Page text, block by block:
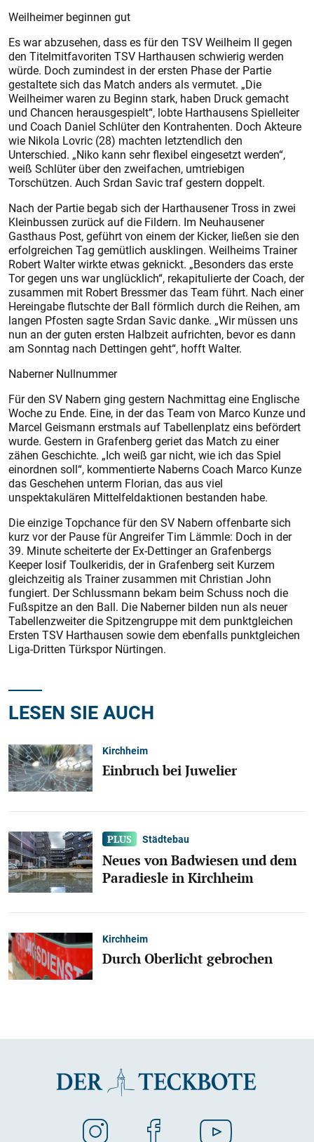
Weilheimer beginnen gut
Es war abzusehen, dass es für den TSV Weilheim II gegen
den Titelmitfavoriten TSV Harthausen schwierig werden
würde. Doch zumindest in der ersten Phase der Partie
gestaltete sich das Match anders als vermutet. „Die
Weilheimer waren zu Beginn stark, haben Druck gemacht
und Chancen herausgespielt“, lobte Harthausens Spielleiter
und Coach Daniel Schlüter den Kontrahenten. Doch Akteure
wie Nikola Lovric (28) machten letztendlich den
Unterschied. „Niko kann sehr flexibel eingesetzt werden“,
weiß Schlüter über den zweifachen, umtriebigen
Torschützen. Auch Srdan Savic traf gestern doppelt.
Nach der Partie begab sich der Harthausener Tross in zwei
Kleinbussen zurück auf die Fildern. Im Neuhausener
Gasthaus Post, geführt von einem der Kicker, ließen sie den
erfolgreichen Tag gemütlich ausklingen. Weilheims Trainer
Robert Walter wirkte etwas geknickt. „Besonders das erste
Tor gegen uns war unglücklich“, rekapitulierte der Coach, der
zusammen mit Robert Bressmer das Team führt. Nach einer
Hereingabe flutschte der Ball förmlich durch die Reihen, am
langen Pfosten sagte Srdan Savic danke. „Wir müssen uns
nun an der guten ersten Halbzeit aufrichten, bevor es dann
am Sonntag nach Dettingen geht“, hofft Walter.
Naberner Nullnummer
Für den SV Nabern ging gestern Nachmittag eine Englische
Woche zu Ende. Eine, in der das Team von Marco Kunze und
Marcel Geismann erstmals auf Tabellenplatz eins befördert
wurde. Gestern in Grafenberg geriet das Match zu einer
zähen Geschichte. „Ich weiß gar nicht, wie ich das Spiel
einordnen soll“, kommentierte Naberns Coach Marco Kunze
das Geschehen unterm Florian, das aus viel
unspektakulären Mittelfeldaktionen bestanden habe.
Die einzige Topchance für den SV Nabern offenbarte sich
kurz vor der Pause für Angreifer Tim Lämmle: Doch in der
39. Minute scheiterte der Ex-Dettinger an Grafenbergs
Keeper Iosif Toulkeridis, der in Grafenberg seit Kurzem
gleichzeitig als Trainer zusammen mit Christian John
fungiert. Der Schlussmann bekam beim Schuss noch die
Fußspitze an den Ball. Die Naberner bilden nun als neuer
Tabellenzweiter die Spitzengruppe mit dem punktgleichen
Ersten TSV Harthausen sowie dem ebenfalls punktgleichen
Liga-Dritten Türkspor Nürtingen.
LESEN SIE AUCH
Kirchheim
Einbruch bei Juwelier
Städtebau
Neues von Badwiesen und dem
Paradiesle in Kirchheim
Kirchheim
Durch Oberlicht gebrochen